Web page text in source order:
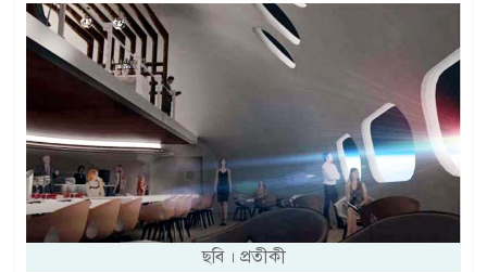
ছবি । প্রতীকী